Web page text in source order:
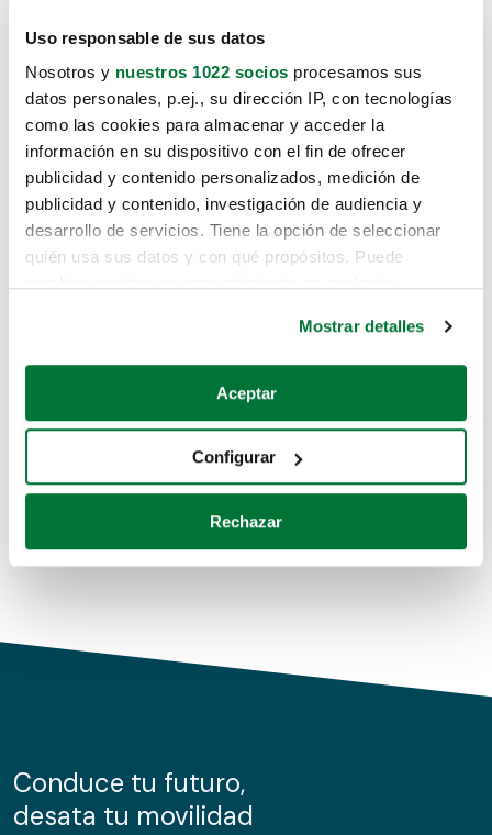
Uso responsable de sus datos
Nosotros y nuestros 1022 socios procesamos sus
datos personales, p.ej., su dirección IP, con tecnologías
como las cookies para almacenar y acceder la
información en su dispositivo con el fin de ofrecer
publicidad y contenido personalizados, medición de
publicidad y contenido, investigación de audiencia y
desarrollo de servicios. Tiene la opción de seleccionar
quién usa sus datos y con qué propósitos. Puede
Si lo permite, también quisiéramos:
Recopilar información sobre su ubicación geográfica
Identificar su dispositivo analizándolo activamente
para buscar características específicas (huellas
Obtenga más información sobre cómo se procesan sus
de cookies.
información sobre el uso que haga del sitio web con
nuestros partners de redes sociales, publicidad y análisis
Mostrar detalles
Aceptar
Configurar
Rechazar
Lo sentimos, no sabemos como
te hemos traido hasta aquí.
Pero puedes encontrar el coche que estás
buscando en alguno de estos enlaces:
Coches de segunda mano
Coches de km0
Conduce tu futuro,
desata tu movilidad